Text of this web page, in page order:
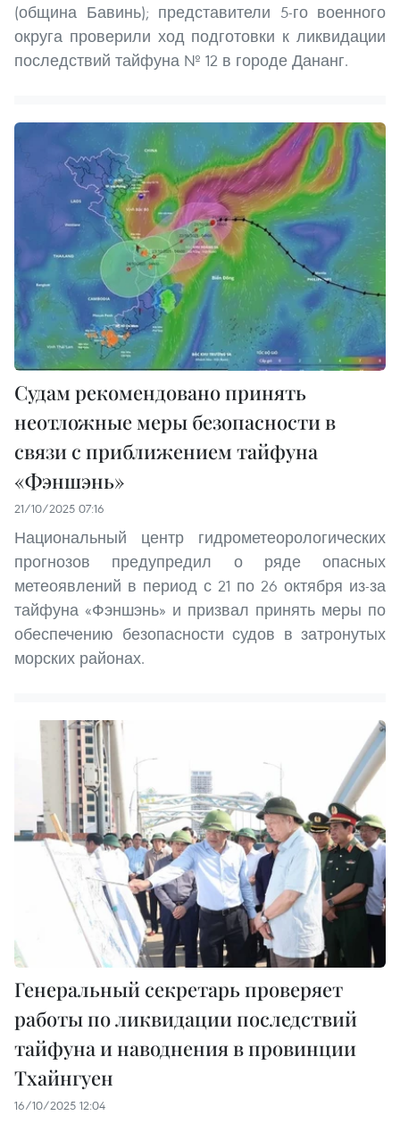
(община Бавинь); представители 5-го военного
округа проверили ход подготовки к ликвидации
последствий тайфуна № 12 в городе Дананг.
Судам рекомендовано принять
неотложные меры безопасности в
связи с приближением тайфуна
«Фэншэнь»
21/10/2025 07:16
Национальный центр гидрометеорологических
прогнозов предупредил о ряде опасных
метеоявлений в период с 21 по 26 октября из-за
тайфуна «Фэншэнь» и призвал принять меры по
обеспечению безопасности судов в затронутых
морских районах.
Генеральный секретарь проверяет
работы по ликвидации последствий
тайфуна и наводнения в провинции
Тхайнгуен
16/10/2025 12:04